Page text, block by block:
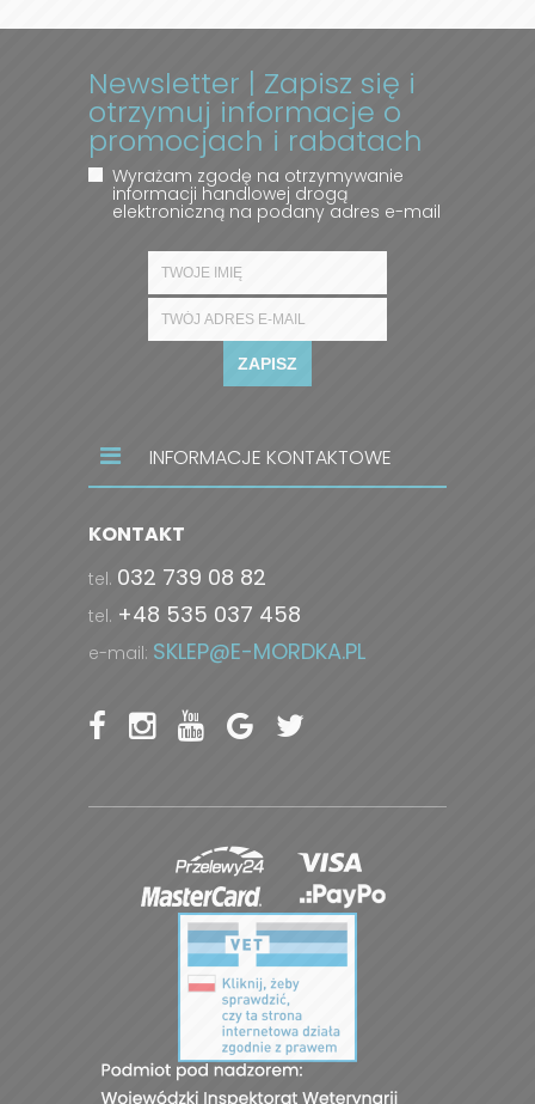
Newsletter | Zapisz się i
otrzymuj informacje o
promocjach i rabatach
Wyrażam zgodę na otrzymywanie
informacji handlowej drogą
elektroniczną na podany adres e-mail
ZAPISZ
INFORMACJE KONTAKTOWE
KONTAKT
tel. 032 739 08 82
tel. +48 535 037 458
e-mail: SKLEP@E-MORDKA.PL